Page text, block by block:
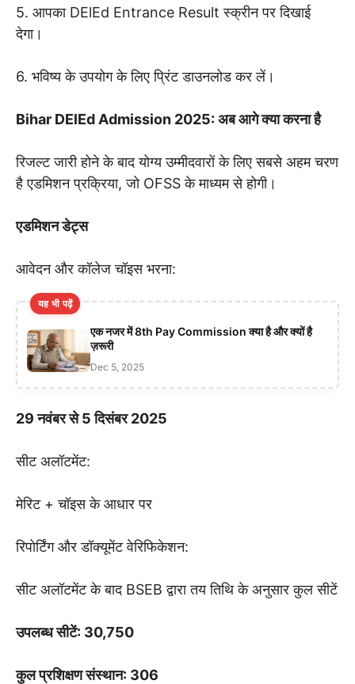
5. आपका DElEd Entrance Result स्क्रीन पर दिखाई
देगा।
6. भविष्य के उपयोग के लिए प्रिंट डाउनलोड कर लें।
Bihar DElEd Admission 2025: अब आगे क्या करना है
रिजल्ट जारी होने के बाद योग्य उम्मीदवारों के लिए सबसे अहम चरण
है एडमिशन प्रक्रिया, जो OFSS के माध्यम से होगी।
एडमिशन डेट्स
आवेदन और कॉलेज चॉइस भरना:
यह भी पढ़ें
एक नजर में 8th Pay Commission क्या है और क्यों है
ज़रूरी
Dec 5, 2025
29 नवंबर से 5 दिसंबर 2025
सीट अलॉटमेंट:
मेरिट + चॉइस के आधार पर
रिपोर्टिंग और डॉक्यूमेंट वेरिफिकेशन:
सीट अलॉटमेंट के बाद BSEB द्वारा तय तिथि के अनुसार कुल सीटें
उपलब्ध सीटें: 30,750
कुल प्रशिक्षण संस्थान: 306